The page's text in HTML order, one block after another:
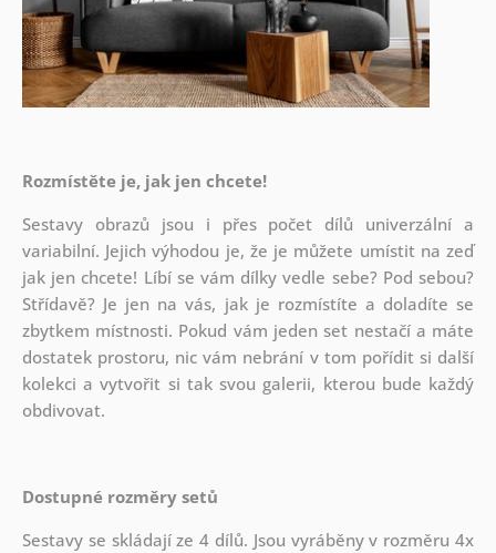
Rozmístěte je, jak jen chcete!
Sestavy obrazů jsou i přes počet dílů univerzální a
variabilní. Jejich výhodou je, že je můžete umístit na zeď
jak jen chcete! Líbí se vám dílky vedle sebe? Pod sebou?
Střídavě? Je jen na vás, jak je rozmístíte a doladíte se
zbytkem místnosti. Pokud vám jeden set nestačí a máte
dostatek prostoru, nic vám nebrání v tom pořídit si další
kolekci a vytvořit si tak svou galerii, kterou bude každý
obdivovat.
Dostupné rozměry setů
Sestavy se skládají ze 4 dílů. Jsou vyráběny v rozměru 4x